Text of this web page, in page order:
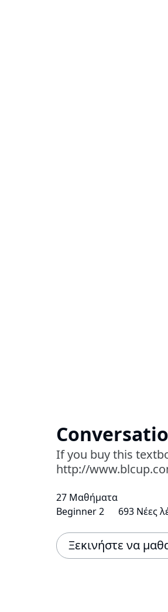
If you buy this
http://
27 Μαθήματα
Beginner 2
693 Νέες
Ξεκινήστε να